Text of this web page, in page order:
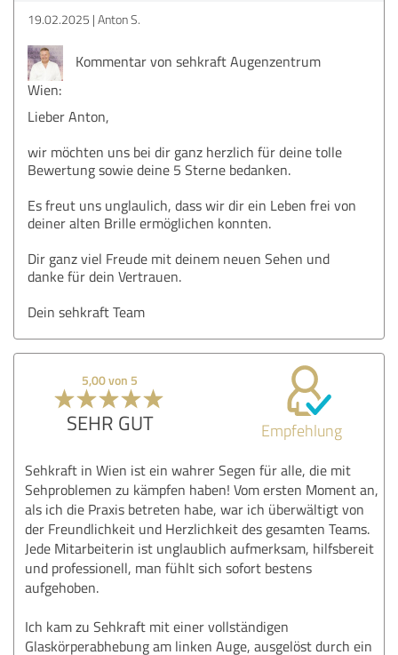
19.02.2025 Anton S.
Kommentar von sehkraft Augenzentrum
Wien:
Lieber Anton,
wir möchten uns bei dir ganz herzlich für deine tolle
Bewertung sowie deine 5 Sterne bedanken.
Es freut uns unglaulich, dass wir dir ein Leben frei von
deiner alten Brille ermöglichen konnten.
Dir ganz viel Freude mit deinem neuen Sehen und
danke für dein Vertrauen.
Dein sehkraft Team
5,00 von 5
SEHR GUT Empfehlung
Sehkraft in Wien ist ein wahrer Segen für alle, die mit
Sehproblemen zu kämpfen haben! Vom ersten Moment an,
als ich die Praxis betreten habe, war ich überwältigt von
der Freundlichkeit und Herzlichkeit des gesamten Teams.
Jede Mitarbeiterin ist unglaublich aufmerksam, hilfsbereit
und professionell, man fühlt sich sofort bestens
aufgehoben.
Ich kam zu Sehkraft mit einer vollständigen
Glaskörperabhebung am linken Auge, ausgelöst durch ein